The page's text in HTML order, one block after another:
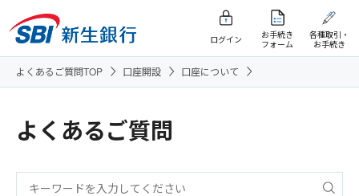
ログイン
お手続き
フォーム
各種取引・
お手続き
よくあるご質問TOP 口座開設 口座について
よくあるご質問